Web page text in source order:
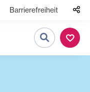
Barrierefreiheit
Suche